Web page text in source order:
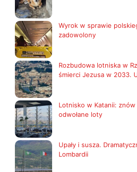
Wyrok w sprawie
zadowolony
Rozbudowa lotniska w
śmierci Jezusa w 2033.
Lotnisko w Katanii:
odwołane loty
Upały i susza.
Lombardii